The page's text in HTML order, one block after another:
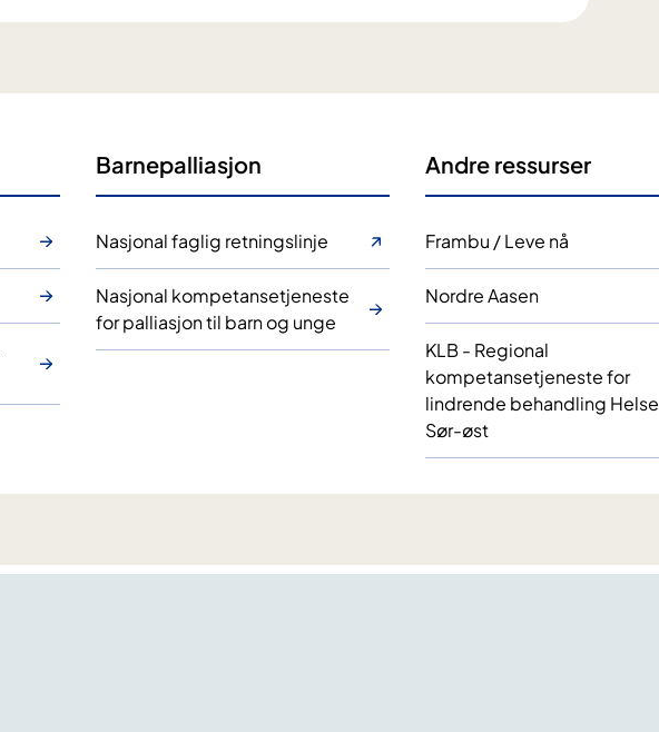
Barnepalliasjon
Nasjonal faglig retningslinje
Nasjonal kompetansetjeneste
for palliasjon til barn og unge
Andre ressurser
Frambu / Leve nå
Nordre Aasen
KLB - Regional
kompetansetjeneste for
lindrende behandling Helse
Sør-øst